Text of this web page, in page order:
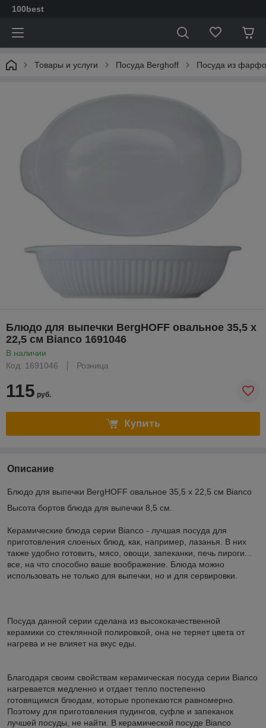
100best
Товары и услуги Посуда Berghoff Посуда из
Блюдо для выпечки BergHOFF овальное 35,5 х
22,5 см Bianco 1691046
В наличии
Код: 1691046
Розница
115 руб.
Купить
Описание
Блюдо для выпечки BergHOFF овальное 35,5 х 22,5 см Bianco
Высота бортов блюда для выпечки 8,5 см.
Керамические блюда серии Bianco - лучшая посуда для
приготовления слоеных блюд, как, например, лазанья. В них
также удобно готовить, мясо, овощи, запеканки, печь пироги...
все, на что способно ваше воображение. Блюда можно
использовать не только для выпечки, но и для сервировки.
Посуда данной серии сделана из высококачественной
керамики со стеклянной полировкой, она не теряет цвета от
нагрева и не влияет на вкус еды.
Благодаря своим свойствам керамическая посуда серии Bianco
нагревается медленно и отдает тепло постепенно
готовящимся блюдам, которые пропекаются равномерно.
Поэтому для приготовления пудингов, суфле и запеканок
лучшей посуды, не найти. В керамической посуде Bianco